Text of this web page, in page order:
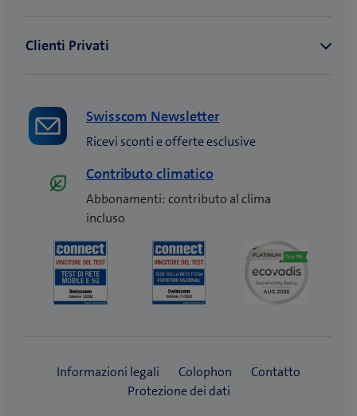
Swisscom Newsletter
Ricevi sconti e offerte esclusive
Contributo climatico
Abbonamenti: contributo al clima
incluso